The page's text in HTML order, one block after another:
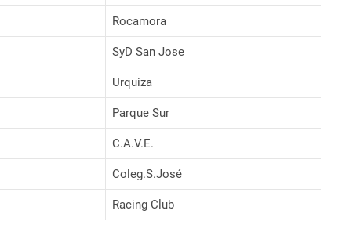
Rocamora
SyD San Jose
Urquiza
Parque Sur
C.A.V.E.
Coleg.S.José
Racing Club